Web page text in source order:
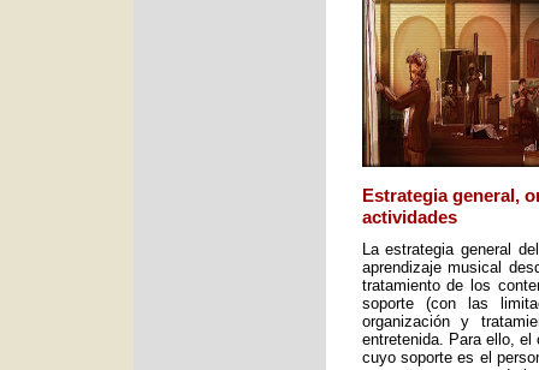
Estrategia general,
actividades
La estrategia general
aprendizaje musical
tratamiento de los
soporte (con las
organización y
entretenida. Para ello,
cuyo soporte es el